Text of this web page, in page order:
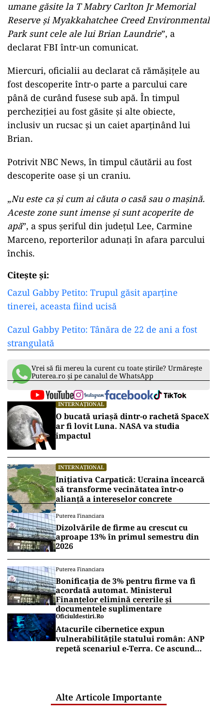
umane găsite la T Mabry Carlton Jr Memorial
Reserve și Myakkahatchee Creed Environmental
Park sunt cele ale lui Brian Laundrie”, a
declarat FBI într-un comunicat.
Miercuri, oficialii au declarat că rămășițele au
fost descoperite într-o parte a parcului care
până de curând fusese sub apă. În timpul
percheziției au fost găsite și alte obiecte,
inclusiv un rucsac și un caiet aparținând lui
Brian.
Potrivit NBC News, în timpul căutării au fost
descoperite oase și un craniu.
„Nu este ca și cum ai căuta o casă sau o mașină.
Aceste zone sunt imense și sunt acoperite de
apă”, a spus șeriful din județul Lee, Carmine
Marceno, reporterilor adunați în afara parcului
închis.
Citește și:
Cazul Gabby Petito: Trupul găsit aparține
tinerei, aceasta fiind ucisă
Cazul Gabby Petito: Tânăra de 22 de ani a fost
strangulată
Vrei să fii mereu la curent cu toate știrile? Urmărește
Puterea.ro și pe canalul de WhatsApp
INTERNAȚIONAL
O bucată uriașă dintr-o rachetă SpaceX
ar fi lovit Luna. NASA va studia
impactul
INTERNAȚIONAL
Inițiativa Carpatică: Ucraina încearcă
să transforme vecinătatea într-o
alianță a intereselor concrete
Puterea Financiara
Dizolvările de firme au crescut cu
aproape 13% în primul semestru din
2026
Puterea Financiara
Bonificația de 3% pentru firme va fi
acordată automat. Ministerul
Finanțelor elimină cererile și
documentele suplimentare
Oficiuldestiri.ro
Atacurile cibernetice expun
vulnerabilitățile statului român: ANP
repetă scenariul e‑Terra. Ce ascund
Alte Articole Importante